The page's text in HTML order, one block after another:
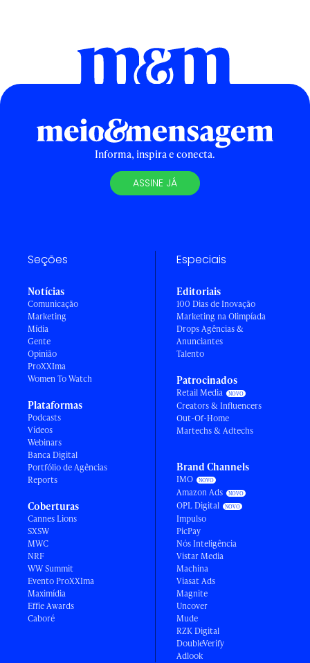
Informa, inspira e conecta.
ASSINE JÁ
Seções
Notícias
Comunicação
Marketing
Mídia
Gente
Opinião
ProXXIma
Women To Watch
Plataformas
Podcasts
Vídeos
Webinars
Banca Digital
Portfólio de Agências
Reports
Coberturas
Cannes Lions
SXSW
MWC
NRF
WW Summit
Evento ProXXIma
Maximídia
Effie Awards
Caboré
Especiais
Editoriais
100 Dias de Inovação
Marketing na Olimpíada
Drops Agências &
Anunciantes
Talento
Patrocinados
Retail Media
Creators & Influencers
Out-Of-Home
Martechs & Adtechs
Brand Channels
IMO
Amazon Ads
OPL Digital
Impulso
PicPay
Nós Inteligência
Vistar Media
Machina
Viasat Ads
Magnite
Uncover
Mude
RZK Digital
DoubleVerify
Adlook